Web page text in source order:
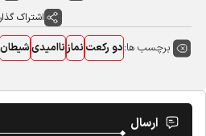
اشتراک گذاری
برچسب ها:دو رکعتنمازناامیدیشیطان
ارسال